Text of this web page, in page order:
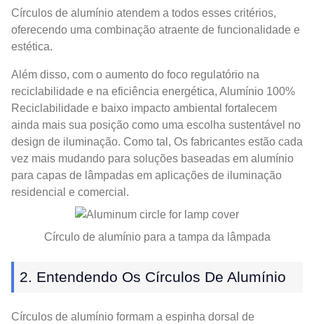
Círculos de alumínio atendem a todos esses critérios,
oferecendo uma combinação atraente de funcionalidade e
estética.
Além disso, com o aumento do foco regulatório na
reciclabilidade e na eficiência energética, Alumínio 100%
Reciclabilidade e baixo impacto ambiental fortalecem
ainda mais sua posição como uma escolha sustentável no
design de iluminação. Como tal, Os fabricantes estão cada
vez mais mudando para soluções baseadas em alumínio
para capas de lâmpadas em aplicações de iluminação
residencial e comercial.
Círculo de alumínio para a tampa da lâmpada
2. Entendendo Os Círculos De Alumínio
Círculos de alumínio formam a espinha dorsal de